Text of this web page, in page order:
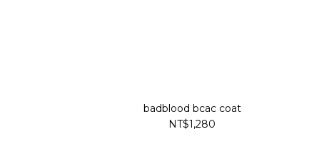
badblood bcac coat
NT$1,280